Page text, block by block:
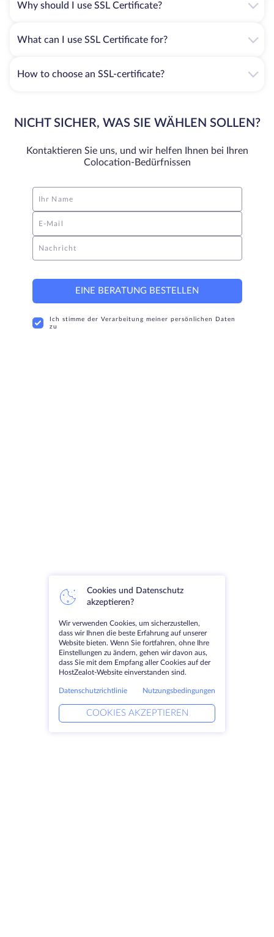
Why should I use SSL Certificate?
What can I use SSL Certificate for?
How to choose an SSL-certificate?
NICHT SICHER, WAS SIE WÄHLEN SOLLEN?
Kontaktieren Sie uns, und wir helfen Ihnen bei Ihren
Colocation-Bedürfnissen
Ihr Name
E-Mail
Nachricht
EINE BERATUNG BESTELLEN
Ich stimme der Verarbeitung meiner persönlichen Daten
zu
Cookies und Datenschutz
akzeptieren?
Wir verwenden Cookies, um sicherzustellen,
dass wir Ihnen die beste Erfahrung auf unserer
Website bieten. Wenn Sie fortfahren, ohne Ihre
Einstellungen zu ändern, gehen wir davon aus,
dass Sie mit dem Empfang aller Cookies auf der
HostZealot-Website einverstanden sind.
Datenschutzrichtlinie Nutzungsbedingungen
COOKIES AKZEPTIEREN